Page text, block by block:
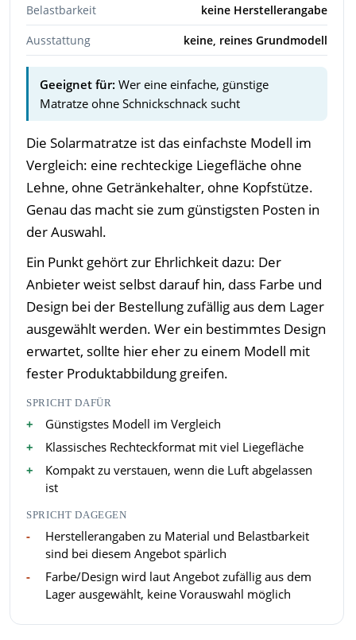
Belastbarkeit
keine Herstellerangabe
Ausstattung
keine, reines Grundmodell
Geeignet für: Wer eine einfache, günstige
Matratze ohne Schnickschnack sucht
Die Solarmatratze ist das einfachste Modell im
Vergleich: eine rechteckige Liegefläche ohne
Lehne, ohne Getränkehalter, ohne Kopfstütze.
Genau das macht sie zum günstigsten Posten in
der Auswahl.
Ein Punkt gehört zur Ehrlichkeit dazu: Der
Anbieter weist selbst darauf hin, dass Farbe und
Design bei der Bestellung zufällig aus dem Lager
ausgewählt werden. Wer ein bestimmtes Design
erwartet, sollte hier eher zu einem Modell mit
fester Produktabbildung greifen.
SPRICHT DAFÜR
Günstigstes Modell im Vergleich
Klassisches Rechteckformat mit viel Liegefläche
Kompakt zu verstauen, wenn die Luft abgelassen
ist
SPRICHT DAGEGEN
Herstellerangaben zu Material und Belastbarkeit
sind bei diesem Angebot spärlich
Farbe/Design wird laut Angebot zufällig aus dem
Lager ausgewählt, keine Vorauswahl möglich